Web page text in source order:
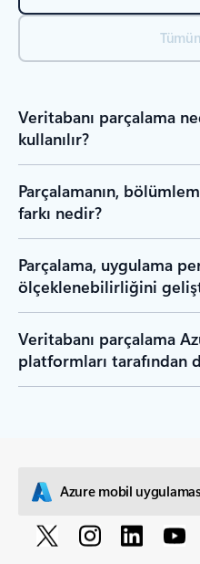
Veritabanı parçalama
kullanılır?
Parçalamanın,
farkı nedir?
Parçalama, uygulama
ölçeklenebilirliğini
Veritabanı parçalama
platformları tarafından
Azure mobil